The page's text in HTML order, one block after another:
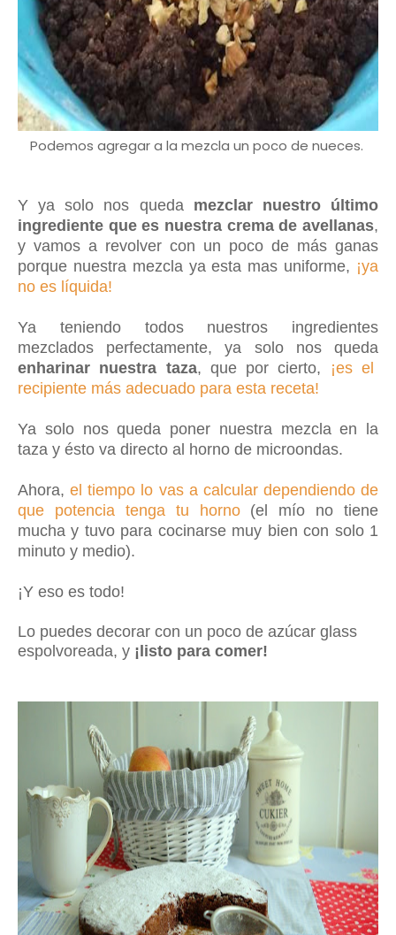
Podemos agregar a la mezcla un poco de nueces.
Y ya solo nos queda mezclar nuestro último
ingrediente que es nuestra crema de avellanas,
y vamos a revolver con un poco de más ganas
porque nuestra mezcla ya esta mas uniforme, ¡ya
no es líquida!
Ya teniendo todos nuestros ingredientes
mezclados perfectamente, ya solo nos queda
enharinar nuestra taza, que por cierto, ¡es el
recipiente más adecuado para esta receta!
Ya solo nos queda poner nuestra mezcla en la
taza y ésto va directo al horno de microondas.
Ahora,el tiempo lo vas a calcular dependiendo de
que potencia tenga tu horno(el mío no tiene
mucha y tuvo para cocinarse muy bien con solo 1
minuto y medio).
¡Y eso es todo!
Lo puedes decorar con un poco de azúcar glass
espolvoreada, y ¡listo para comer!